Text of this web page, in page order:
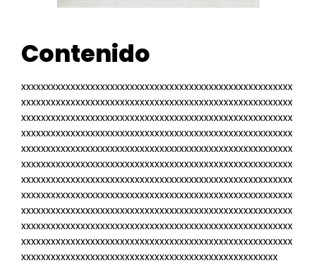
Contenido
xxxxxxxxxxxxxxxxxxxxxxxxxxxxxxxxxxxxxxxxxxxxxxxxxxxxxxx
xxxxxxxxxxxxxxxxxxxxxxxxxxxxxxxxxxxxxxxxxxxxxxxxxxxxxxx
xxxxxxxxxxxxxxxxxxxxxxxxxxxxxxxxxxxxxxxxxxxxxxxxxxxxxxx
xxxxxxxxxxxxxxxxxxxxxxxxxxxxxxxxxxxxxxxxxxxxxxxxxxxxxxx
xxxxxxxxxxxxxxxxxxxxxxxxxxxxxxxxxxxxxxxxxxxxxxxxxxxxxxx
xxxxxxxxxxxxxxxxxxxxxxxxxxxxxxxxxxxxxxxxxxxxxxxxxxxxxxx
xxxxxxxxxxxxxxxxxxxxxxxxxxxxxxxxxxxxxxxxxxxxxxxxxxxxxxx
xxxxxxxxxxxxxxxxxxxxxxxxxxxxxxxxxxxxxxxxxxxxxxxxxxxxxxx
xxxxxxxxxxxxxxxxxxxxxxxxxxxxxxxxxxxxxxxxxxxxxxxxxxxxxxx
xxxxxxxxxxxxxxxxxxxxxxxxxxxxxxxxxxxxxxxxxxxxxxxxxxxxxxx
xxxxxxxxxxxxxxxxxxxxxxxxxxxxxxxxxxxxxxxxxxxxxxxxxxxxxxx
xxxxxxxxxxxxxxxxxxxxxxxxxxxxxxxxxxxxxxxxxxxxxxxxxxxx